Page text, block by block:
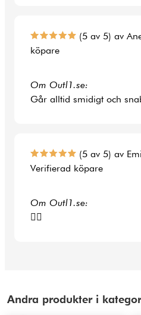
(5 av 5) av
köpare
Om Outl1.se:
Går alltid smidigt och
(5 av 5) av
Verifierad köpare
Om Outl1.se:
👍🏻
Andra produkter i